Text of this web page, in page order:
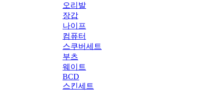
오리발
장갑
나이프
컴퓨터
스쿠버세트
부츠
웨이트
BCD
스킨세트